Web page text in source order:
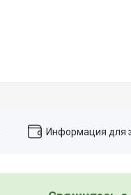
Информация для